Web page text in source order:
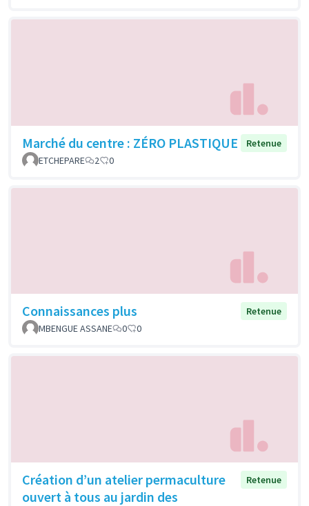
Marché du centre : ZÉRO PLASTIQUE
Retenue
ETCHEPARE
2 0
Connaissances plus
Retenue
MBENGUE ASSANE
0 0
Création d’un atelier permaculture
ouvert à tous au jardin des
Retenue